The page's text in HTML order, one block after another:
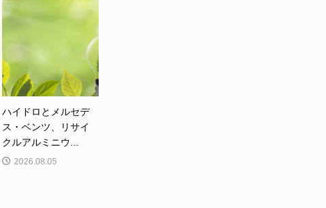
ハイドロとメルセデ
ス・ベンツ、リサイ
クルアルミニウ...
2026.08.05